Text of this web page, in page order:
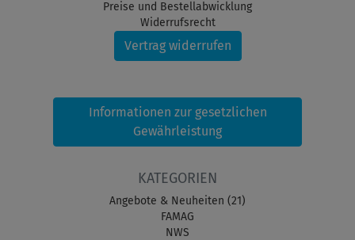
Preise und Bestellabwicklung
Widerrufsrecht
Vertrag widerrufen
Informationen zur gesetzlichen
Gewährleistung
KATEGORIEN
Angebote & Neuheiten (21)
FAMAG
NWS